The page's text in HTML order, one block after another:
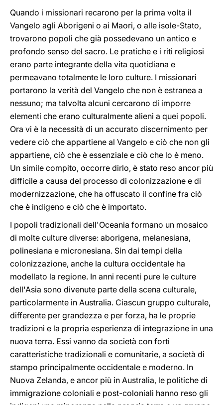
Quando i missionari recarono per la prima volta il
Vangelo agli Aborigeni o ai Maori, o alle isole-Stato,
trovarono popoli che già possedevano un antico e
profondo senso del sacro. Le pratiche e i riti religiosi
erano parte integrante della vita quotidiana e
permeavano totalmente le loro culture. I missionari
portarono la verità del Vangelo che non è estranea a
nessuno; ma talvolta alcuni cercarono di imporre
elementi che erano culturalmente alieni a quei popoli.
Ora vi è la necessità di un accurato discernimento per
vedere ciò che appartiene al Vangelo e ciò che non gli
appartiene, ciò che è essenziale e ciò che lo è meno.
Un simile compito, occorre dirlo, è stato reso ancor più
difficile a causa del processo di colonizzazione e di
modernizzazione, che ha offuscato il confine fra ciò
che è indigeno e ciò che è importato.
I popoli tradizionali dell'Oceania formano un mosaico
di molte culture diverse: aborigena, melanesiana,
polinesiana e micronesiana. Sin dai tempi della
colonizzazione, anche la cultura occidentale ha
modellato la regione. In anni recenti pure le culture
dell'Asia sono divenute parte della scena culturale,
particolarmente in Australia. Ciascun gruppo culturale,
differente per grandezza e per forza, ha le proprie
tradizioni e la propria esperienza di integrazione in una
nuova terra. Essi vanno da società con forti
caratteristiche tradizionali e comunitarie, a società di
stampo principalmente occidentale e moderno. In
Nuova Zelanda, e ancor più in Australia, le politiche di
immigrazione coloniali e post-coloniali hanno reso gli